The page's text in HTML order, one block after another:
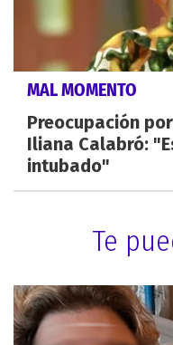
MAL MOMENTO
Preocupación
Iliana Calabró:
intubado"
Te